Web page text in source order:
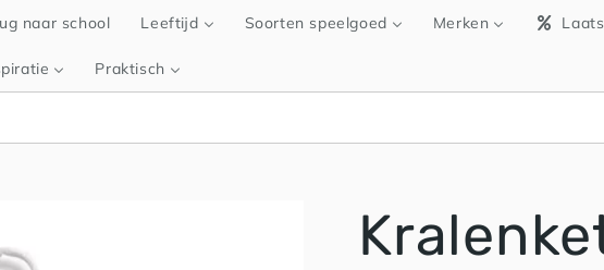
naar school Leeftijd Soorten speelgoed Merken
Praktisch